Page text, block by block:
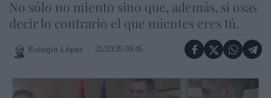
No sólo no miento sino que, además, si osas
decir lo contrario el que mientes eres tú.
Eulogio López 21/10/25 09:45